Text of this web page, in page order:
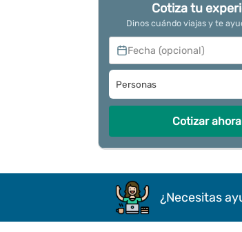
Cotiza tu
Dinos cuándo viajas y te
Fecha (opcional)
Personas
Cotizar
¿Necesitas